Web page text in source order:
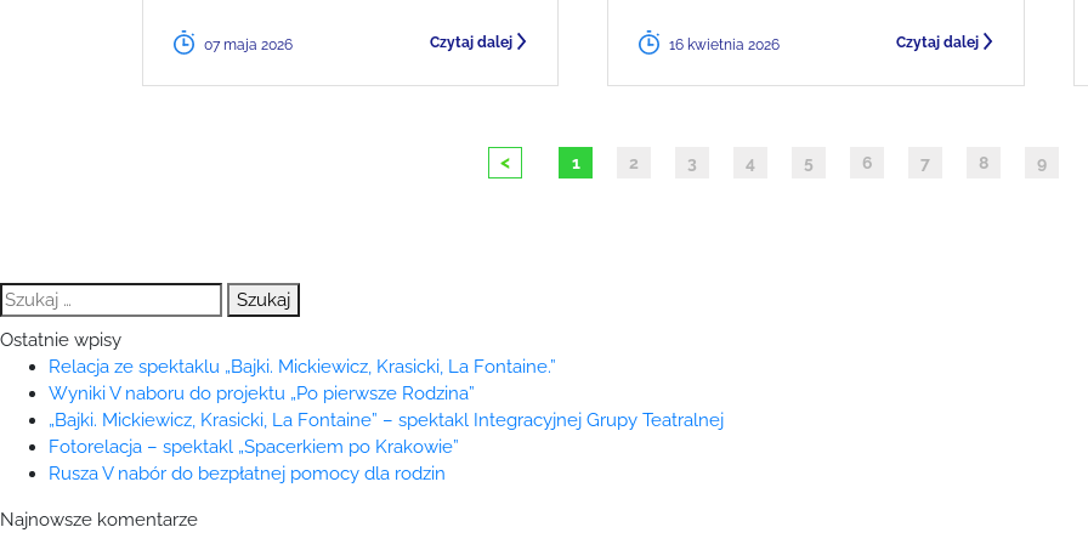
07 maja 2026 Czytaj dalej 16 kwietnia 2026 Czytaj dalej
< 1 2 3 4 5 6 7 8 9
Szukaj:
Ostatnie wpisy
Relacja ze spektaklu „Bajki. Mickiewicz, Krasicki, La Fontaine.”
Wyniki V naboru do projektu „Po pierwsze Rodzina”
„Bajki. Mickiewicz, Krasicki, La Fontaine” – spektakl Integracyjnej Grupy Teatralnej
Fotorelacja – spektakl „Spacerkiem po Krakowie”
Rusza V nabór do bezpłatnej pomocy dla rodzin
Najnowsze komentarze